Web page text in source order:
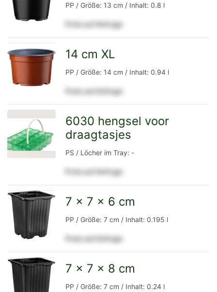
Detailseite
PP / Größe: 13 cm / Inhalt: 0.8 l
Preis auf Anfrage
Detailseite
14 cm XL
PP / Größe: 14 cm / Inhalt: 0.94 l
Preis auf Anfrage
6030 hengsel voor
draagtasjes
PS / Löcher im Tray: -
Preis auf Anfrage
Detailseite
7 x 7 x 6 cm
PP / Größe: 7 cm / Inhalt: 0.195 l
Preis auf Anfrage
7 x 7 x 8 cm
PP / Größe: 7 cm / Inhalt: 0.24 l